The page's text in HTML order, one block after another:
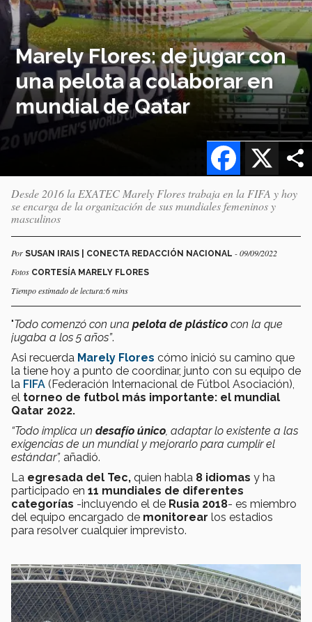
Marely Flores: de jugar con
una pelota a colaborar en
mundial de Qatar
X
Facebook
Desde 2016 la EXATEC Marely Flores trabaja en la FIFA y hoy
se encarga de la organización de sus mundiales femeninos y
masculinos
Por SUSAN IRAIS | CONECTA REDACCIÓN NACIONAL - 09/09/2022
Fotos CORTESÍA MARELY FLORES
Tiempo estimado de lectura:6 mins
"Todo comenzó con una pelota de plástico con la que
jugaba a los 5 años”.
Asi recuerda Marely Flores cómo inició su camino que
la tiene hoy a punto de coordinar, junto con su equipo de
la ​ FIFA (Federación Internacional de Fútbol Asociación),
el torneo de futbol más importante: el mundial
Qatar 2022.
“Todo implica un desafío único , adaptar lo existente a las
exigencias de un mundial y mejorarlo para cumplir el
estándar”, añadió.
La egresada del Tec, quien habla 8 idiomas y ha
participado en 11 mundiales de diferentes
categorías -incluyendo el de Rusia 2018- es miembro
del equipo encargado de monitorear los estadios
para resolver cualquier imprevisto.